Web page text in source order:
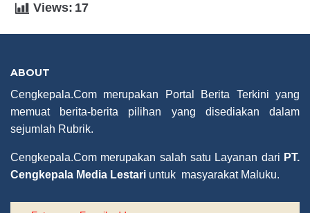
Views: 17
ABOUT
Cengkepala.Com merupakan Portal Berita Terkini yang
memuat berita-berita pilihan yang disediakan dalam
sejumlah Rubrik.
Cengkepala.Com merupakan salah satu Layanan dari PT.
Cengkepala Media Lestari untuk masyarakat Maluku.